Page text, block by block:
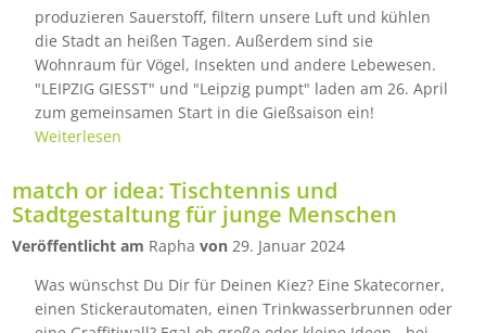
produzieren Sauerstoff, filtern unsere Luft und kühlen
die Stadt an heißen Tagen. Außerdem sind sie
Wohnraum für Vögel, Insekten und andere Lebewesen.
"LEIPZIG GIESST" und "Leipzig pumpt" laden am 26. April
zum gemeinsamen Start in die Gießsaison ein!
Weiterlesen
match or idea: Tischtennis und
Stadtgestaltung für junge Menschen
Veröffentlicht am Rapha von 29. Januar 2024
Was wünschst Du Dir für Deinen Kiez? Eine Skatecorner,
einen Stickerautomaten, einen Trinkwasserbrunnen oder